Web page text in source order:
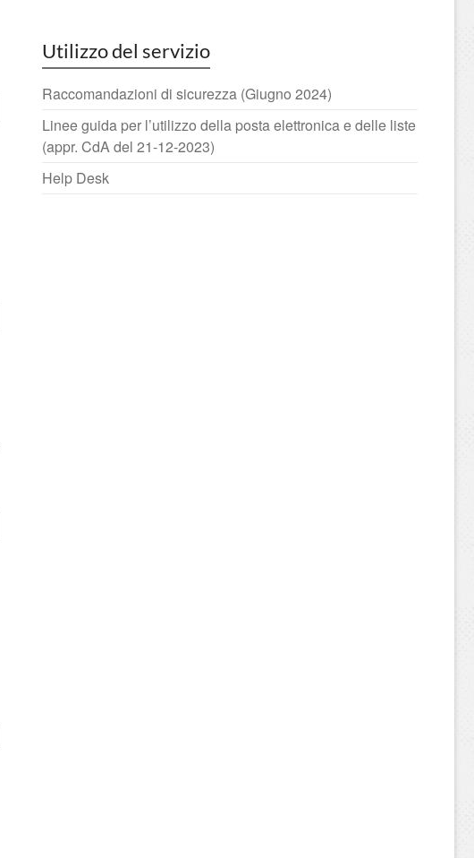
Utilizzo del servizio
Raccomandazioni di sicurezza (Giugno 2024)
Linee guida per l’utilizzo della posta elettronica e delle liste
(appr. CdA del 21-12-2023)
Help Desk